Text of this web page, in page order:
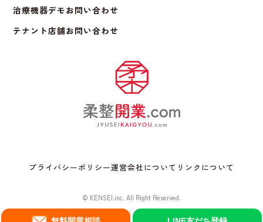
治療機器デモお問い合わせ
テナント店舗お問い合わせ
プライバシーポリシー運営会社について リンクについて
© KENSEI.inc. All Right Reserved.